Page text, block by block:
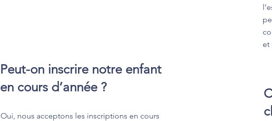
et
Peut-on inscrire notre enfant
en cours d’année ?
Oui, nous acceptons les inscriptions en cours